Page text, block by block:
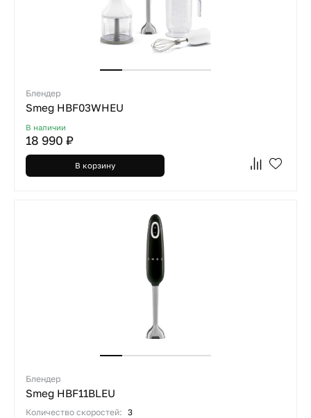
Блендер
Smeg HBF03WHEU
В наличии
18 990 ₽
В корзину
Блендер
Smeg HBF11BLEU
Количество скоростей: 3